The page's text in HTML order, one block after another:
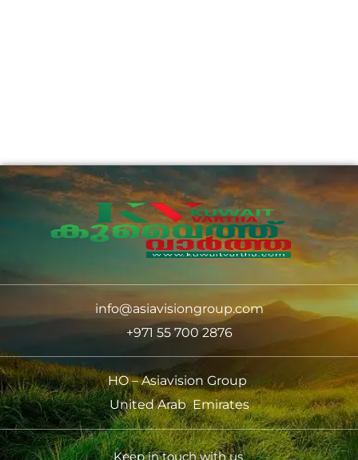
info@asiavisiongroup.com
+971 55 700 2876
HO – Asiavision Group
United Arab Emirates
Keep in touch with us.